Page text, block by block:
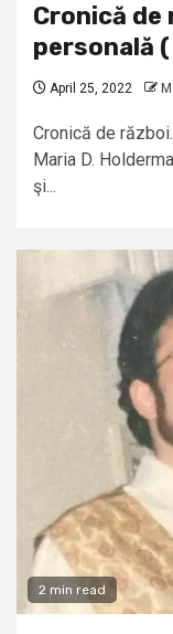
Cronică de
personală
April 25, 2022
Cronică de
Maria D.
şi...
2 min read